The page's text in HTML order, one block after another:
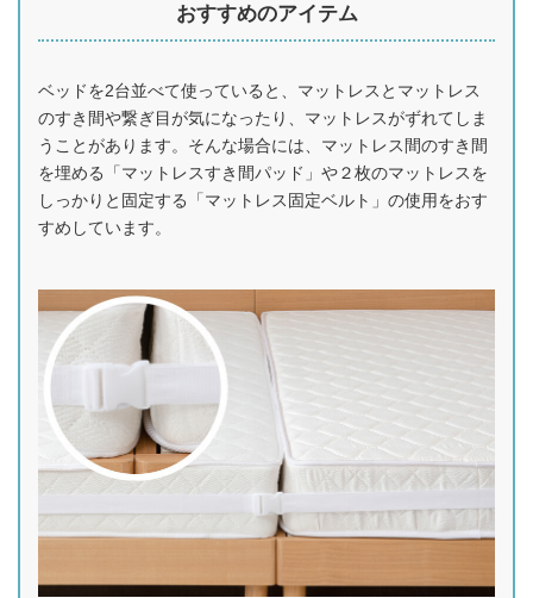
おすすめのアイテム
ベッドを2台並べて使っていると、マットレスとマットレス
のすき間や繋ぎ目が気になったり、マットレスがずれてしま
うことがあります。そんな場合には、マットレス間のすき間
を埋める「マットレスすき間パッド」や２枚のマットレスを
しっかりと固定する「マットレス固定ベルト」の使用をおす
すめしています。